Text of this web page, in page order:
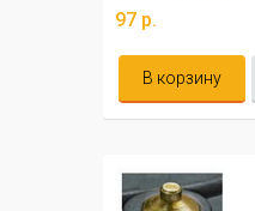
97 р.
В корзину